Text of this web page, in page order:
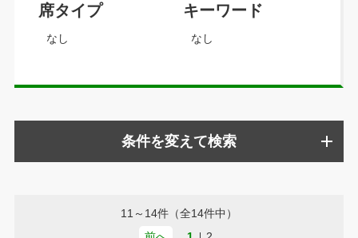
席タイプ
なし
キーワード
なし
条件を変えて検索
11～14件（全14件中）